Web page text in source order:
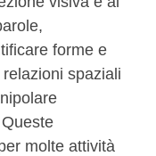
forme e
spaziali
molte attività